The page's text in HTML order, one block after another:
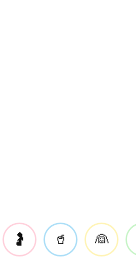
🤰 🥤 👰